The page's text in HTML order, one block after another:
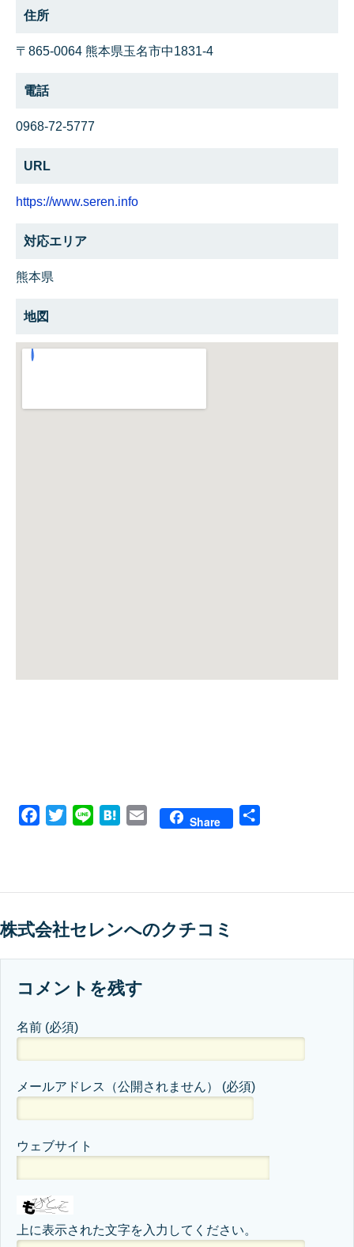
住所
〒865-0064 熊本県玉名市中1831-4
電話
0968-72-5777
URL
https://www.seren.info
対応エリア
熊本県
地図
Facebook
Twitter Line HatenaEmail Share
株式会社セレンへのクチコミ
コメントを残す
名前 (必須)
メールアドレス（公開されません） (必須)
ウェブサイト
上に表示された文字を入力してください。